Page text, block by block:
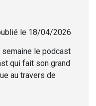
le 18/04/2026
semaine le podcast
qui fait son grand
au travers de